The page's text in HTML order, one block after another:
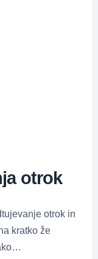
otrok
otrok in
kratko že